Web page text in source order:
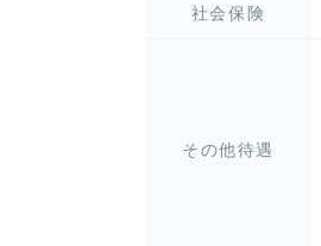
社会保険
その他待遇